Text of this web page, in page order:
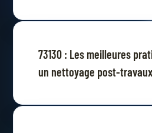
73130 : Les meilleures
un nettoyage post-